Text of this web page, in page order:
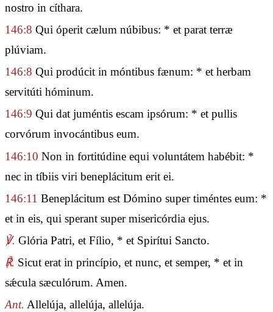
nostro in cíthara.
146:8 Qui óperit cælum núbibus: * et parat terræ
plúviam.
146:8 Qui prodúcit in móntibus fænum: * et herbam
servitúti hóminum.
146:9 Qui dat juméntis escam ipsórum: * et pullis
corvórum invocántibus eum.
146:10 Non in fortitúdine equi voluntátem habébit: *
nec in tíbiis viri beneplácitum erit ei.
146:11 Beneplácitum est Dómino super timéntes eum: *
et in eis, qui sperant super misericórdia ejus.
℣. Glória Patri, et Fílio, * et Spirítui Sancto.
℟. Sicut erat in princípio, et nunc, et semper, * et in
sǽcula sæculórum. Amen.
Ant. Allelúja, allelúja, allelúja.